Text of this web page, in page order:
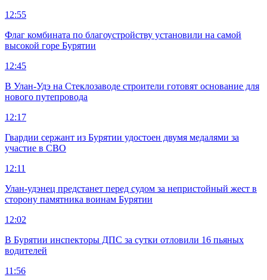
12:55
Флаг комбината по благоустройству установили на самой
высокой горе Бурятии
12:45
В Улан-Удэ на Стеклозаводе строители готовят основание для
нового путепровода
12:17
Гвардии сержант из Бурятии удостоен двумя медалями за
участие в СВО
12:11
Улан-удэнец предстанет перед судом за непристойный жест в
сторону памятника воинам Бурятии
12:02
В Бурятии инспекторы ДПС за сутки отловили 16 пьяных
водителей
11:56